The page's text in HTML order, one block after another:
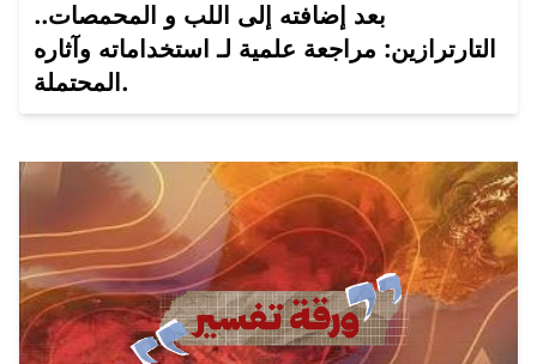
بعد إضافته إلى اللب و المحمصات..
التارترازين: مراجعة علمية لـ استخداماته وآثاره
المحتملة.